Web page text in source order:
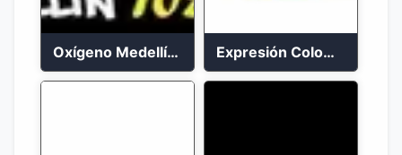
Oxígeno Medellín 90.9 FM en vivo Expresión Colombia Radio en vivo 24/7